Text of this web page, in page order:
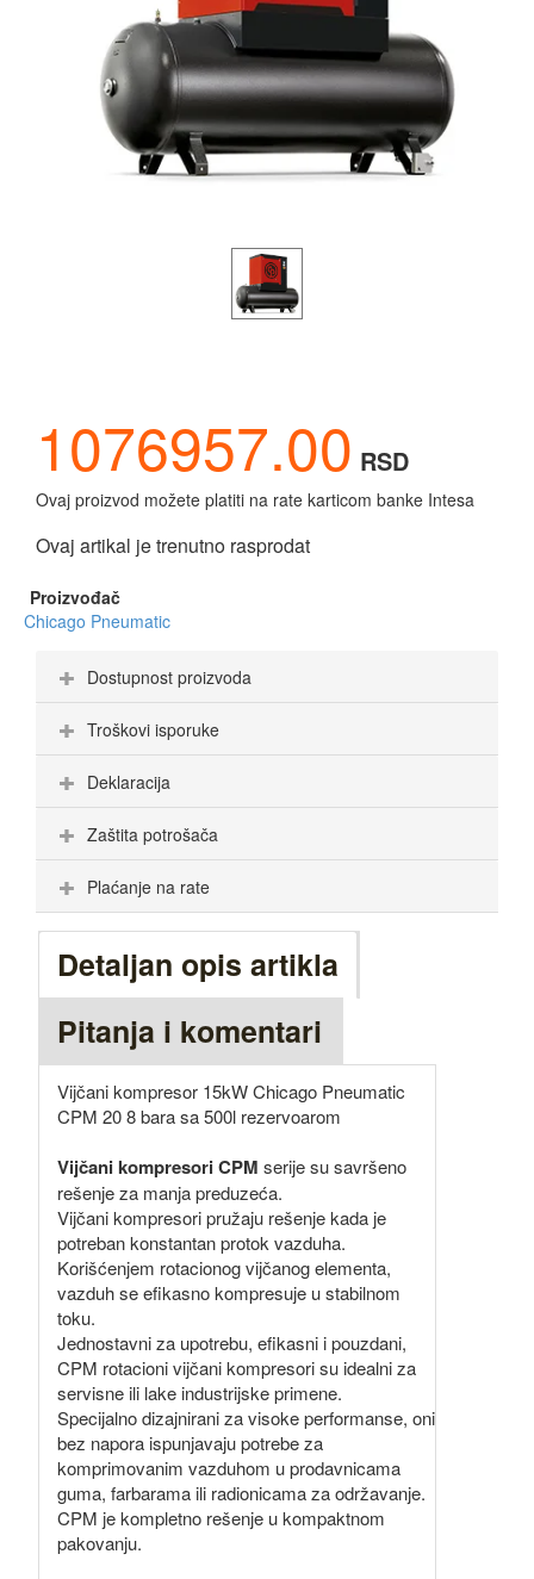
1076957.00 RSD
Ovaj proizvod možete platiti na rate karticom banke Intesa
Ovaj artikal je trenutno rasprodat
Proizvođač
Chicago Pneumatic
Dostupnost proizvoda
Troškovi isporuke
Deklaracija
Zaštita potrošača
Plaćanje na rate
Detaljan opis artikla
Pitanja i komentari
Vijčani kompresor 15kW Chicago Pneumatic
CPM 20 8 bara sa 500l rezervoarom
Vijčani kompresori CPM serije su savršeno
rešenje za manja preduzeća.
Vijčani kompresori pružaju rešenje kada je
potreban konstantan protok vazduha.
Korišćenjem rotacionog vijčanog elementa,
vazduh se efikasno kompresuje u stabilnom
toku.
Jednostavni za upotrebu, efikasni i pouzdani,
CPM rotacioni vijčani kompresori su idealni za
servisne ili lake industrijske primene.
Specijalno dizajnirani za visoke performanse, oni
bez napora ispunjavaju potrebe za
komprimovanim vazduhom u prodavnicama
guma, farbarama ili radionicama za održavanje.
CPM je kompletno rešenje u kompaktnom
pakovanju.